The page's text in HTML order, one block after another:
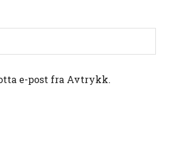
e-post fra Avtrykk.